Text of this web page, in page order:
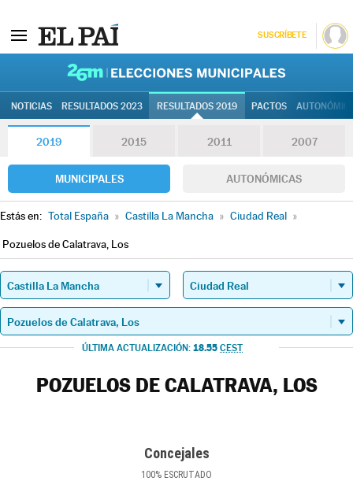
SUSCRÍBETE
NOTICIAS RESULTADOS 2023 RESULTADOS 2019 PACTOS
2019 2015 2011 2007
MUNICIPALES AUTONÓMICAS
Estás en: Total España » Castilla La Mancha » Ciudad Real »
Pozuelos de Calatrava, Los
ÚLTIMA ACTUALIZACIÓN: 18.55 CEST
POZUELOS DE CALATRAVA, LOS
Concejales
100% ESCRUTADO